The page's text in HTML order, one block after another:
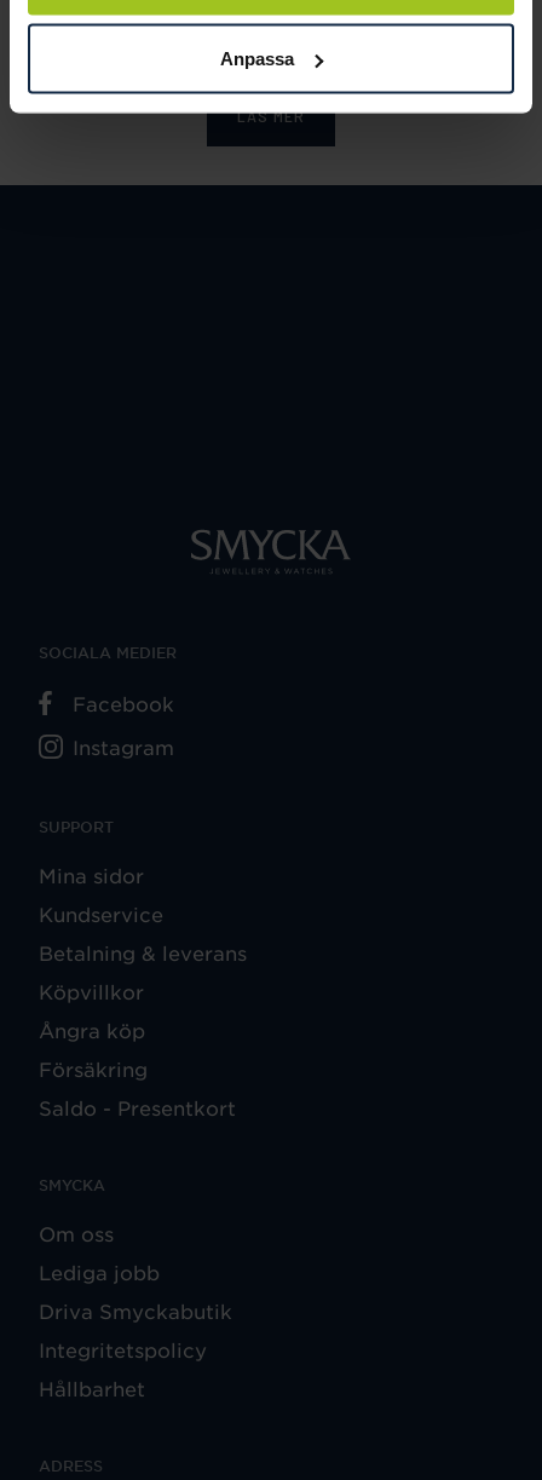
Anpassa
LÄS MER
SUPPORT
Mina sidor
Kundservice
Betalning & leverans
Köpvillkor
Ångra köp
Försäkring
Saldo - Presentkort
SMYCKA
Om oss
Lediga jobb
Driva Smyckabutik
Integritetspolicy
Hållbarhet
ADRESS
SOCIALA MEDIER
Facebook
Instagram